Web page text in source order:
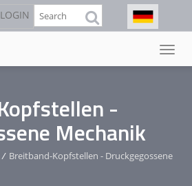
LOGIN Suche
-
Mechanik
/ Breitband-Kopfstellen - Druckgegossene